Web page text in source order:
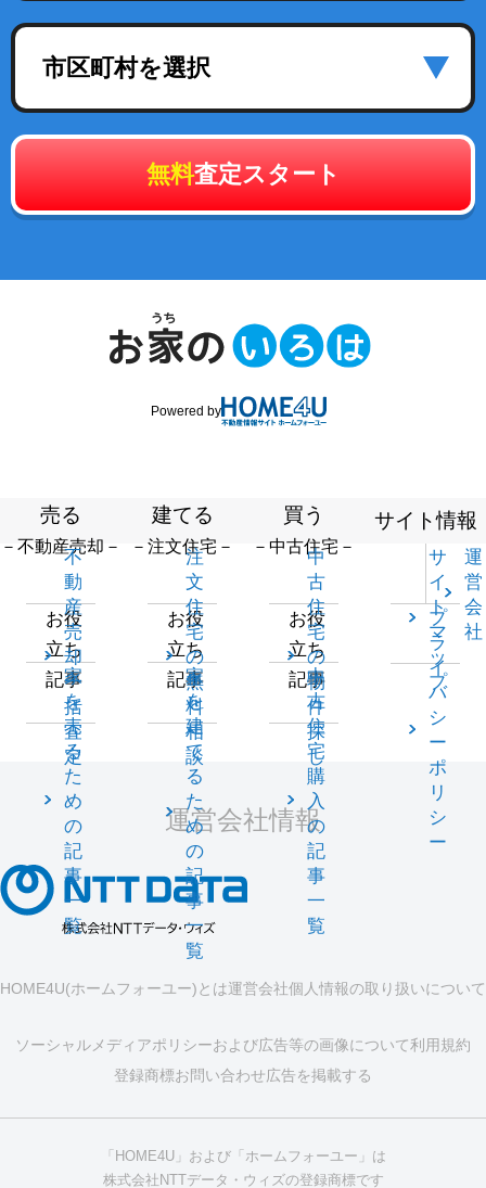
市区町村を選択
無料査定スタート
Powered by
売る
－不動産売却－
不
動
産
売
却
一
括
査
定
お役
立ち
記事
家
を
売
る
た
め
の
記
事
一
覧
建てる
－注文住宅－
注
文
住
宅
の
無
料
相
談
お役
立ち
記事
家
を
建
て
る
た
め
の
記
事
一
覧
買う
－中古住宅－
中
古
住
宅
の
物
件
探
し
お役
立ち
記事
中
古
住
宅
購
入
の
記
事
一
覧
サイト情報
サ
イ
ト
マ
ッ
プ
運
営
会
社
プ
ラ
イ
バ
シ
ー
ポ
リ
シ
ー
運営会社情報
HOME4U(ホームフォーユー)とは運営会社個人情報の取り扱いについて
ソーシャルメディアポリシーおよび広告等の画像について利用規約
登録商標お問い合わせ広告を掲載する
「HOME4U」および「ホームフォーユー」は
株式会社NTTデータ・ウィズの登録商標です